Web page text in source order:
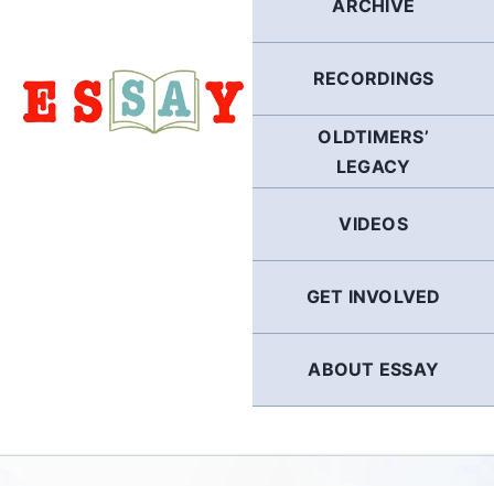
ARCHIVE
RECORDINGS
OLDTIMERS’
LEGACY
VIDEOS
GET INVOLVED
ABOUT ESSAY